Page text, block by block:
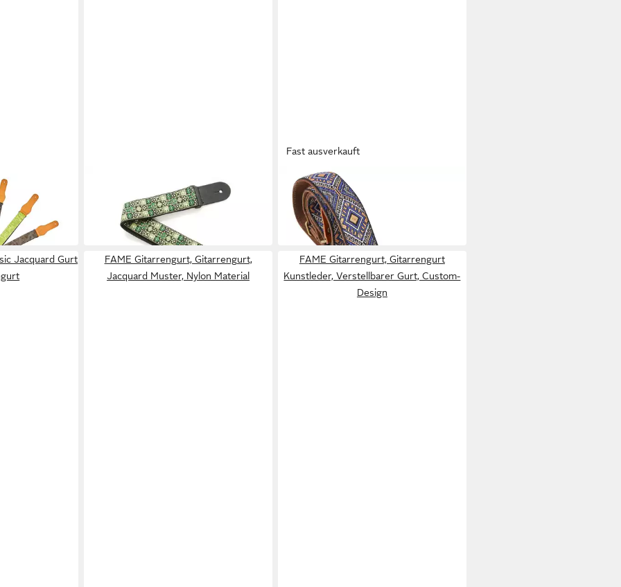
12,50 €
in 2-3 Werktagen bei dir
Fast ausverkauft
FAME
Gitarrengurt
13,90 €
in 2-3 Werktagen bei dir
Jacquard Gurt
FAME Gitarrengurt, Gitarrengurt,
Jacquard Muster, Nylon Material
FAME Gitarrengurt, Gitarrengurt
Kunstleder, Verstellbarer Gurt, Custom-
Design